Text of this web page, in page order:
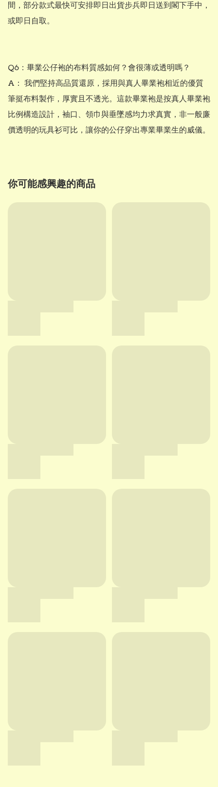
間，部分款式最快可安排即日出貨步兵即日送到閣下手中，
或即日自取。
Q6：畢業公仔袍的布料質感如何？會很薄或透明嗎？
A： 我們堅持高品質還原，採用與真人畢業袍相近的優質
筆挺布料製作，厚實且不透光。這款畢業袍是按真人畢業袍
比例構造設計，袖口、領巾與垂墜感均力求真實，非一般廉
價透明的玩具衫可比，讓你的公仔穿出專業畢業生的威儀。
你可能感興趣的商品